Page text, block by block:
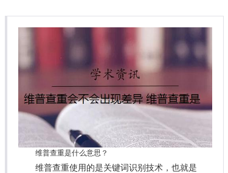
本科论文
研究生论
博士论文
维普查重是什么意思？
维普查重使用的是关键词识别技术，也就是